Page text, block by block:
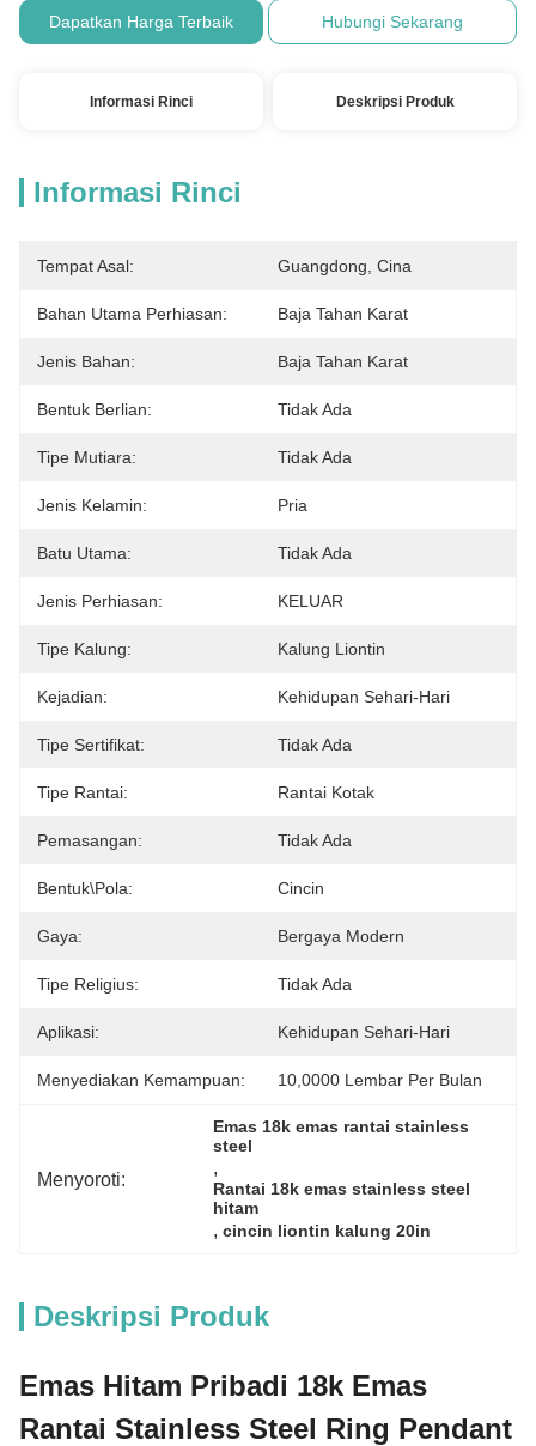
Dapatkan Harga Terbaik Hubungi Sekarang
Informasi Rinci Deskripsi Produk
Informasi Rinci
Tempat Asal: Guangdong, Cina
Bahan Utama Perhiasan: Baja Tahan Karat
Jenis Bahan: Baja Tahan Karat
Bentuk Berlian: Tidak Ada
Tipe Mutiara: Tidak Ada
Jenis Kelamin: Pria
Batu Utama: Tidak Ada
Jenis Perhiasan: KELUAR
Tipe Kalung: Kalung Liontin
Kejadian: Kehidupan Sehari-Hari
Tipe Sertifikat: Tidak Ada
Tipe Rantai: Rantai Kotak
Pemasangan: Tidak Ada
Bentuk\pola: Cincin
Gaya: Bergaya Modern
Tipe Religius: Tidak Ada
Aplikasi: Kehidupan Sehari-Hari
Menyediakan Kemampuan: 10,0000 Lembar Per Bulan
Menyoroti:
Emas 18k emas rantai stainless
steel
,
Rantai 18k emas stainless steel
hitam
, cincin liontin kalung 20in
Deskripsi Produk
Emas Hitam Pribadi 18k Emas
Rantai Stainless Steel Ring Pendant